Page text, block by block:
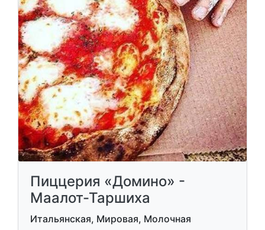
Пиццерия «Домино» -
Маалот-Таршиха
Итальянская, Мировая, Молочная